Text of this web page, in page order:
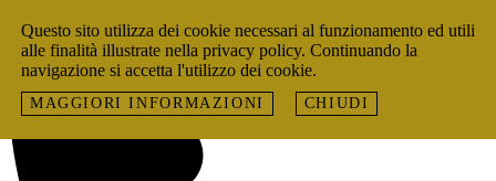
Questo sito utilizza dei cookie necessari al funzionamento ed utili
alle finalità illustrate nella privacy policy. Continuando la
navigazione si accetta l'utilizzo dei cookie.
MAGGIORI INFORMAZIONI CHIUDI